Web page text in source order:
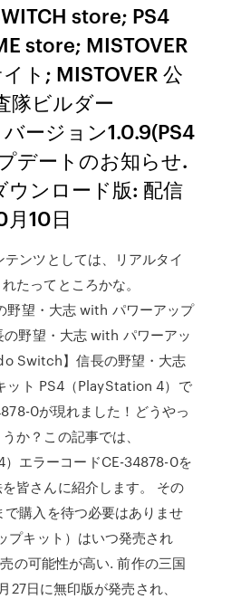
store; PS4
store; MISTOVER
ト; MISTOVER 公
隊ビルダー
ージョン1.0.9(PS4
デートのお知らせ.
ウンロード版: 配信
月10日
テンツとしては、リアルタイ
たってところかな。
野望・大志 with パワーアップ
の野望・大志 with パワーアッ
Switch】信長の野望・大志
ット PS4（PlayStation 4）で
0が現れました！どうやっ
か？この記事では、
エラーコードCE-34878-0を
皆さんに紹介します。 その
購入を待つ必要はありませ
プキット）はいつ発売され
の可能性が高い. 前作の三国
27日に無印版が発売され、